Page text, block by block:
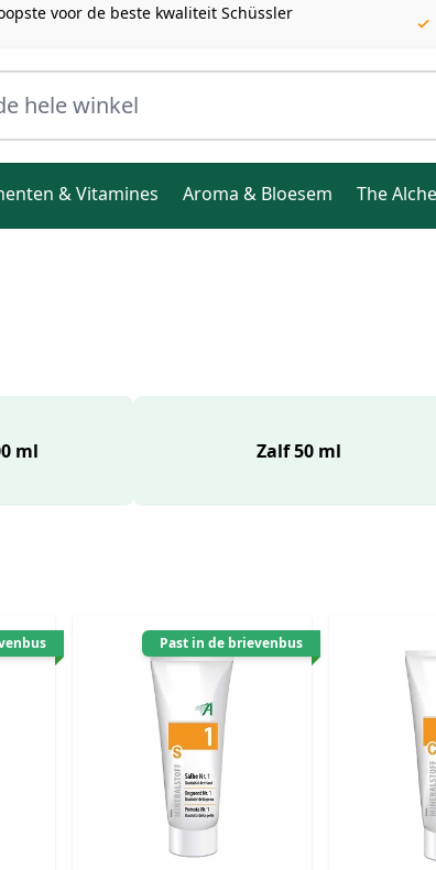
voor de beste kwaliteit Schüssler
& Vitamines Aroma & Bloesem The
ml Zalf 50 ml
Past in de brievenbus